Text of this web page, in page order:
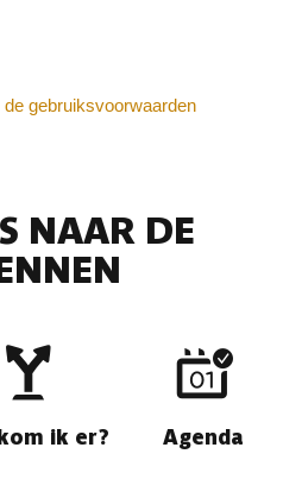
de gebruiksvoorwaarden
NAAR DE
ik er? Agenda